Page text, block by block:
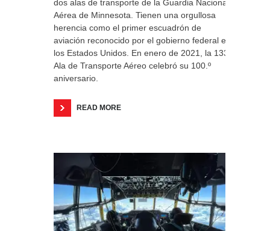
dos alas de transporte de la Guardia Nacional
Aérea de Minnesota. Tienen una orgullosa
herencia como el primer escuadrón de
aviación reconocido por el gobierno federal en
los Estados Unidos. En enero de 2021, la 133.ª
Ala de Transporte Aéreo celebró su 100.º
aniversario.
READ MORE